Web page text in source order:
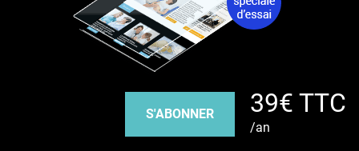
un combo qui fait ses preuves
Youbute
S'ABONNER 39€ TTC
/an